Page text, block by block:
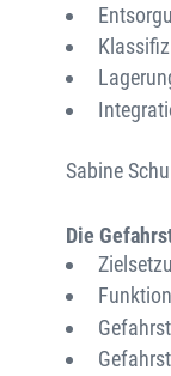
Sabine
Die